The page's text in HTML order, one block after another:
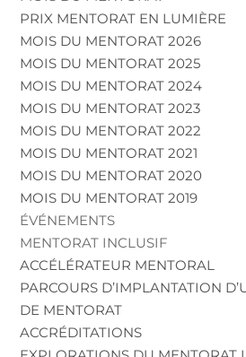
PRIX MENTORAT EN LUMIÈRE
MOIS DU MENTORAT 2026
MOIS DU MENTORAT 2025
MOIS DU MENTORAT 2024
MOIS DU MENTORAT 2023
MOIS DU MENTORAT 2022
MOIS DU MENTORAT 2021
MOIS DU MENTORAT 2020
MOIS DU MENTORAT 2019
ÉVÉNEMENTS
MENTORAT INCLUSIF
ACCÉLÉRATEUR MENTORAL
PARCOURS D’IMPLANTATION
DE MENTORAT
ACCRÉDITATIONS